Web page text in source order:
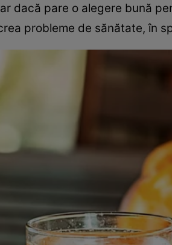
dacă pare o alegere bună
probleme de sănătate, în